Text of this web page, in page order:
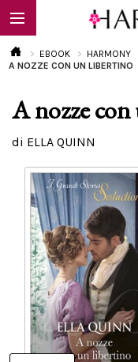
EBOOK
Calendario
EBOOK HARMONY
A NOZZE CON UN LIBERTINO
A nozze
di ELLA QUINN